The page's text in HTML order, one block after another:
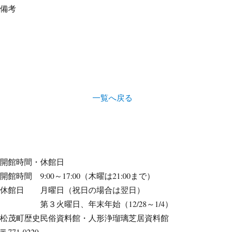
備考
一覧へ戻る
開館時間・休館日
開館時間 9:00～17:00（木曜は21:00まで）
休館日 月曜日（祝日の場合は翌日）
第３火曜日、年末年始（12/28～1/4）
松茂町歴史民俗資料館・人形浄瑠璃芝居資料館